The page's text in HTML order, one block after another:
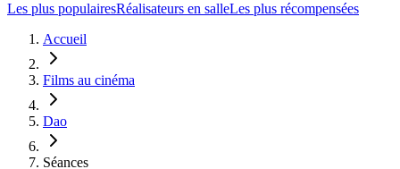
Les plus populairesRéalisateurs en salleLes plus récompensées
Accueil
Films au cinéma
Dao
Séances